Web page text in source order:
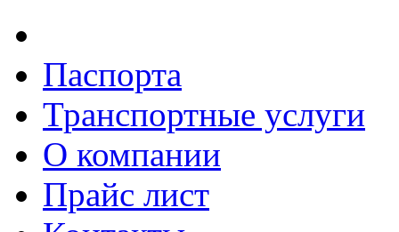
Паспорта
Транспортные услуги
О компании
Прайс лист